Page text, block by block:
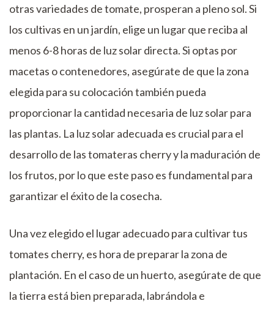
otras variedades de tomate, prosperan a pleno sol. Si
los cultivas en un jardín, elige un lugar que reciba al
menos 6-8 horas de luz solar directa. Si optas por
macetas o contenedores, asegúrate de que la zona
elegida para su colocación también pueda
proporcionar la cantidad necesaria de luz solar para
las plantas. La luz solar adecuada es crucial para el
desarrollo de las tomateras cherry y la maduración de
los frutos, por lo que este paso es fundamental para
garantizar el éxito de la cosecha.
Una vez elegido el lugar adecuado para cultivar tus
tomates cherry, es hora de preparar la zona de
plantación. En el caso de un huerto, asegúrate de que
la tierra está bien preparada, labrándola e